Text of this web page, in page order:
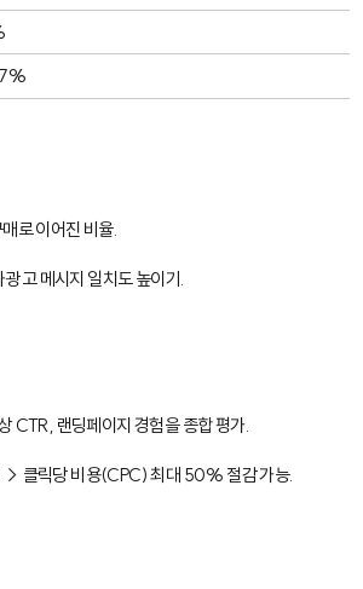
로 이어진 비율.
광고 메시지 일치도 높이기.
CTR, 랜딩페이지 경험을 종합 평가.
→ 클릭당 비용(CPC) 최대 50% 절감 가능.